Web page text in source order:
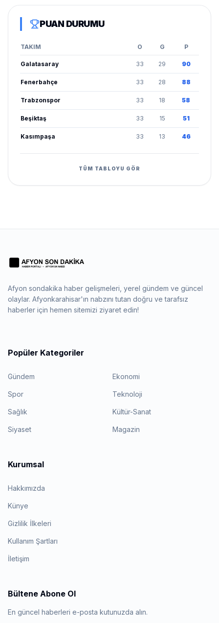
PUAN DURUMU
TAKIM O G P
Galatasaray 33 29 90
Fenerbahçe 33 28 88
Trabzonspor 33 18 58
Beşiktaş 33 15 51
Kasımpaşa 33 13 46
TÜM TABLOYU GÖR
Afyon sondakika haber gelişmeleri, yerel gündem ve güncel
olaylar. Afyonkarahisar'ın nabzını tutan doğru ve tarafsız
haberler için hemen sitemizi ziyaret edin!
Popüler Kategoriler
Gündem Ekonomi
Spor Teknoloji
Sağlık Kültür-Sanat
Siyaset Magazin
Kurumsal
Hakkımızda
Künye
Gizlilik İlkeleri
Kullanım Şartları
İletişim
Bültene Abone Ol
En güncel haberleri e-posta kutunuzda alın.